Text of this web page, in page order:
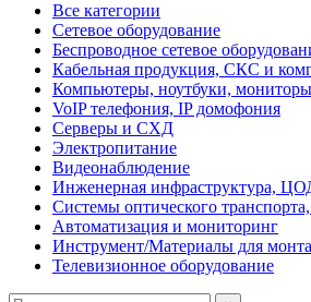
Все категории
Сетевое оборудование
Беспроводное сетевое
Кабельная продукция, СКС и
Компьютеры, ноутбуки,
VoIP телефония, IP домофония
Серверы и СХД
Электропитание
Видеонаблюдение
Инженерная инфраструктура,
Системы оптического
Автоматизация и мониторинг
Инструмент/Материалы для
Телевизионное оборудование